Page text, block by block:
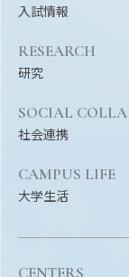
入試情報
RESEARCH
研究
SOCIAL
社会連携
CAMPUS LIFE
大学生活
CENTERS